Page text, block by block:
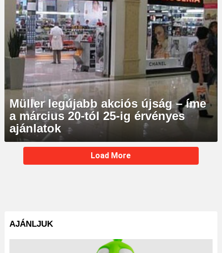
Müller legújabb akciós újság – íme
a március 20-tól 25-ig érvényes
ajánlatok
MORE
STORIES
Load More
AJÁNLJUK